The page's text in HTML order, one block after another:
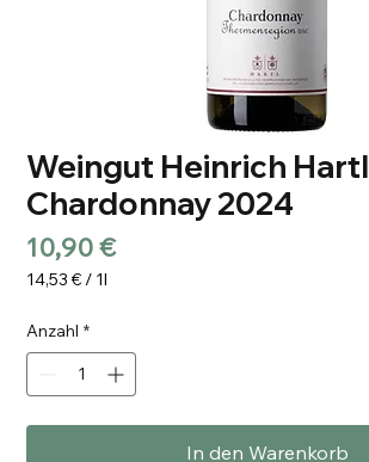
Weingut Heinrich Hartl
Chardonnay 2024
10,90 €Preis
14,53 € / 1l
pro
1
Anzahl *
In den Warenkorb